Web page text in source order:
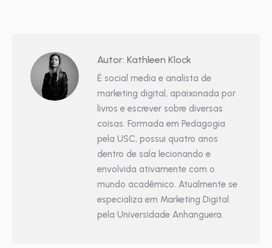
Autor: Kathleen Klock
É social media e analista de
marketing digital, apaixonada por
livros e escrever sobre diversas
coisas. Formada em Pedagogia
pela USC, possui quatro anos
dentro de sala lecionando e
envolvida ativamente com o
mundo acadêmico. Atualmente se
especializa em Marketing Digital
pela Universidade Anhanguera.